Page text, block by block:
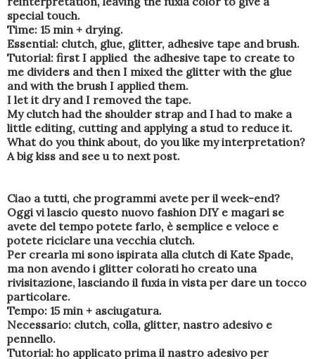
special touch.
Time: 15 min + drying.
Essential: clutch, glue, glitter, adhesive tape and brush.
Tutorial: first I applied the adhesive tape to create to
me dividers and then I mixed the glitter with the glue
and with the brush I applied them.
I let it dry and I removed the tape.
My clutch had the shoulder strap and I had to make a
little editing, cutting and applying a stud to reduce it.
What do you think about, do you like my interpretation?
A big kiss and see u to next post.
Ciao a tutti, che programmi avete per il week-end?
Oggi vi lascio questo nuovo fashion DIY e magari se
avete del tempo potete farlo, è semplice e veloce e
potete riciclare una vecchia clutch.
Per crearla mi sono ispirata alla clutch di Kate Spade,
ma non avendo i glitter colorati ho creato una
rivisitazione, lasciando il fuxia in vista per dare un tocco
particolare.
Tempo: 15 min + asciugatura.
Necessario: clutch, colla, glitter, nastro adesivo e
pennello.
Tutorial: ho applicato prima il nastro adesivo per